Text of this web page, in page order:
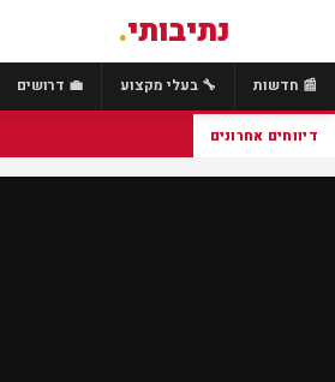
נתיבותי.
📰 חדשות 🔧 בעלי מקצוע 💼 דרושים
דיווחים אחרונים